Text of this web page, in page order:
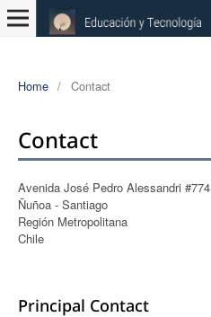
Home / Contact
Contact
Avenida José Pedro Alessandri #774
Ñuñoa - Santiago
Región Metropolitana
Chile
Principal Contact